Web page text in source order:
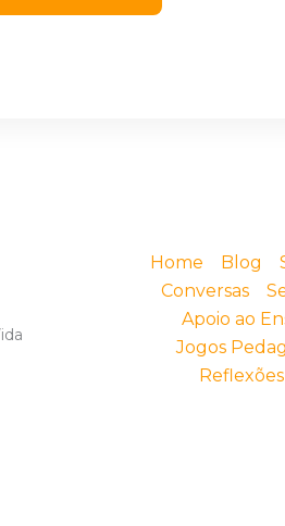
Home Blog
Conversas
Apoio ao
Jogos
Reflexões